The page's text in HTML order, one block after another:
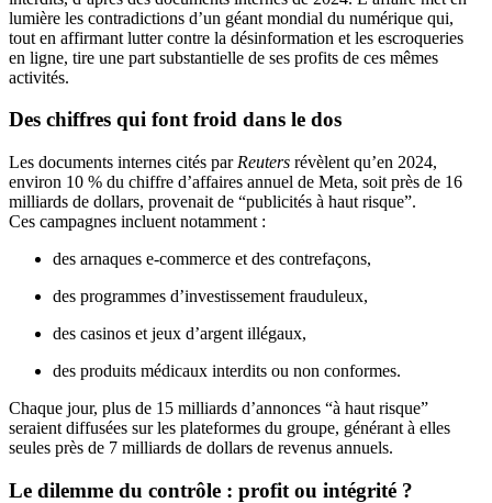
lumière les contradictions d’un géant mondial du numérique qui,
tout en affirmant lutter contre la désinformation et les escroqueries
en ligne, tire une part substantielle de ses profits de ces mêmes
activités.
Des chiffres qui font froid dans le dos
Les documents internes cités par Reuters révèlent qu’en 2024,
environ 10 % du chiffre d’affaires annuel de Meta, soit près de 16
milliards de dollars, provenait de “publicités à haut risque”.
Ces campagnes incluent notamment :
des arnaques e-commerce et des contrefaçons,
des programmes d’investissement frauduleux,
des casinos et jeux d’argent illégaux,
des produits médicaux interdits ou non conformes.
Chaque jour, plus de 15 milliards d’annonces “à haut risque”
seraient diffusées sur les plateformes du groupe, générant à elles
seules près de 7 milliards de dollars de revenus annuels.
Le dilemme du contrôle : profit ou intégrité ?